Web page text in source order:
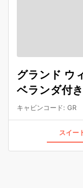
グランド ウ
ベランダ付き
キャビンコード: GR
スイー